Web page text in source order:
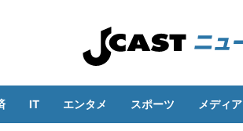
IT エンタメ スポーツ メディア